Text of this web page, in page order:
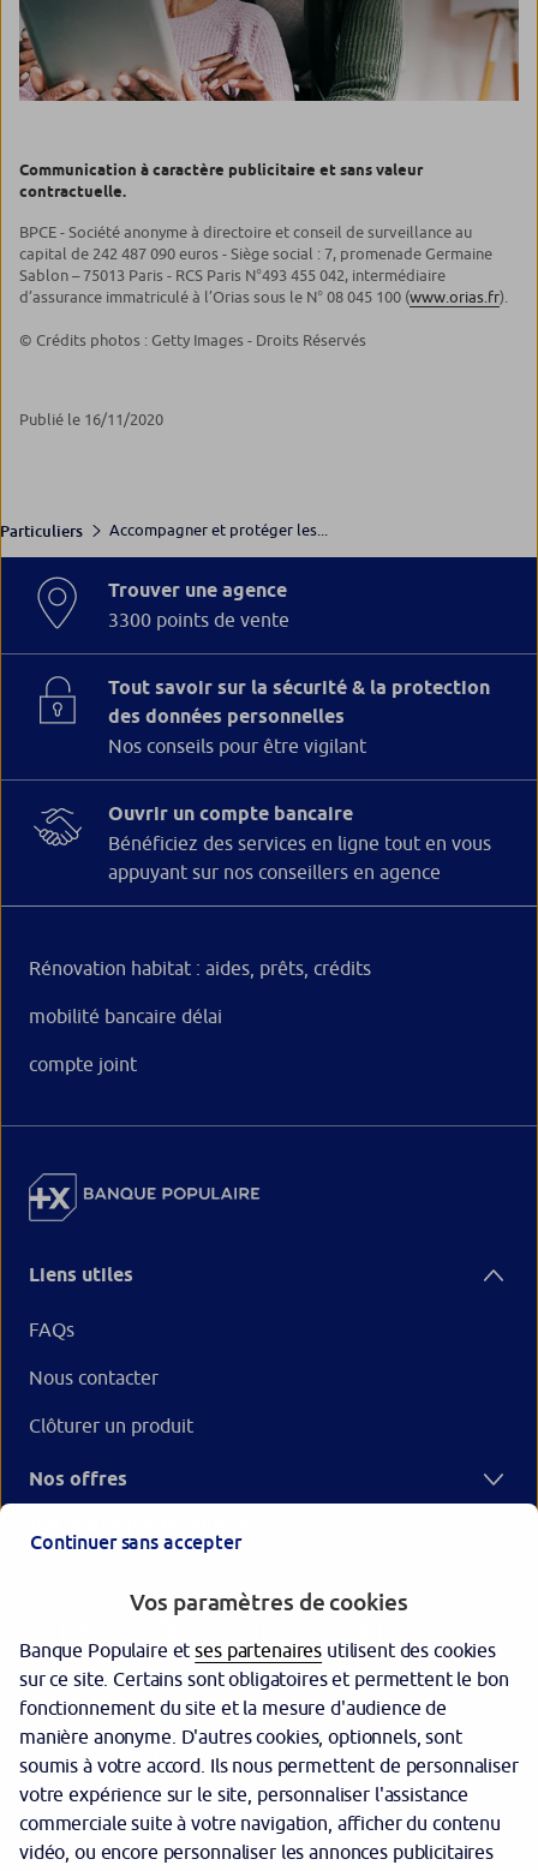
Communication à caractère publicitaire et sans valeur
contractuelle.
BPCE - Société anonyme à directoire et conseil de surveillance au
capital de 242 487 090 euros - Siège social : 7, promenade Germaine
Sablon – 75013 Paris - RCS Paris N°493 455 042, intermédiaire
d’assurance immatriculé à l’Orias sous le N° 08 045 100 (www.orias.fr).
© Crédits photos : Getty Images - Droits Réservés
Publié le 16/11/2020
Particuliers Accompagner et protéger les...
Trouver une agence
3300 points de vente
Tout savoir sur la sécurité & la protection
des données personnelles
Nos conseils pour être vigilant
Ouvrir un compte bancaire
Bénéficiez des services en ligne tout en vous
appuyant sur nos conseillers en agence
Rénovation habitat : aides, prêts, crédits
mobilité bancaire délai
compte joint
Liens utiles
FAQs
Nous contacter
Clôturer un produit
Nos offres
Garantie des dépôts
Protection des données personnelles
Politique cookies
Continuer sans accepter
Vos paramètres de cookies
Banque Populaire etses partenaires utilisent des cookies
sur ce site. Certains sont obligatoires et permettent le bon
fonctionnement du site et la mesure d'audience de
manière anonyme. D'autres cookies, optionnels, sont
soumis à votre accord. Ils nous permettent de personnaliser
votre expérience sur le site, personnaliser l'assistance
commerciale suite à votre navigation, afficher du contenu
vidéo, ou encore personnaliser les annonces publicitaires